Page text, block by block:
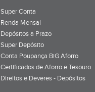
Super Conta
Renda Mensal
Depósitos a Prazo
Super Depósito
Conta Poupança BiG Aforro
Certificados de Aforro e Tesouro
Direitos e Deveres - Depósitos